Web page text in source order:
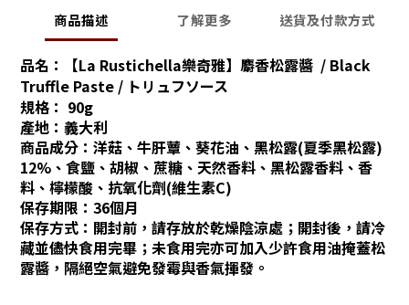
商品描述 了解更多 送貨及付款方式
品名：
【La Rustichella樂奇雅】麝香松露醬 / Black
Truffle Paste / トリュフソース
規格： 90g
產地：義大利
商品成分：洋菇、牛肝蕈、葵花油、黑松露(夏季黑松露)
12%、食鹽、胡椒、蔗糖、 天然香料、黑松露香料、香
料、檸檬酸、抗氧化劑(維生素C)
保存期限：36個月
保存方式：開封前，請存放於乾燥陰涼處；開封後，請冷
藏並儘快食用完畢； 未食用完亦可加入少許食用油掩蓋松
露醬，隔絕空氣避免發霉與香氣揮發。